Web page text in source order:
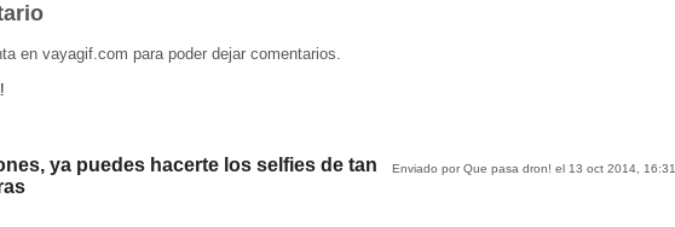
en vayagif.com para poder dejar comentarios.
Enviado por Que pasa dron! el 13 oct 2014, 16:31
ya puedes hacerte los selfies de tan